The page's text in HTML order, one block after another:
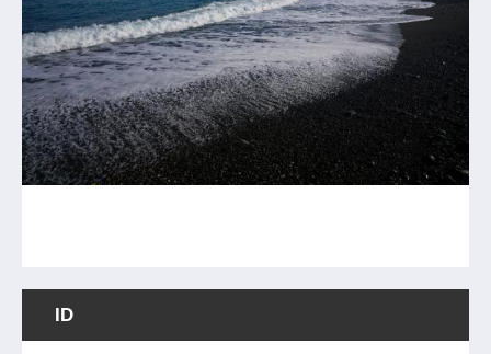
ID